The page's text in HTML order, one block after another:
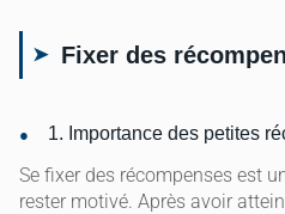
Fixer des
1. Importance des petites
Se fixer des récompenses est
rester motivé. Après avoir